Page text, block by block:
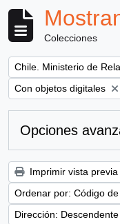
Colecciones
Remove filter:
Chile. Ministerio de
Remove filter:
Con objetos digitales
Opciones
Imprimir vista previa
Ordenar por: Código
Dirección: Descendente